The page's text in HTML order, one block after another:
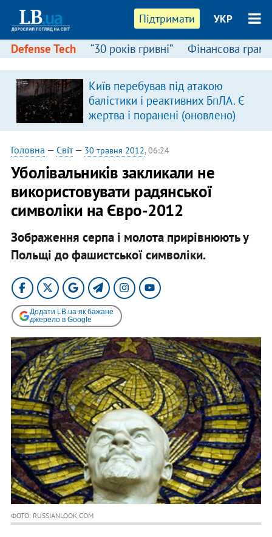
Підтримати УКР
Defense Tech “30 років гривні” Фінансова
Київ перебував під атакою
балістики і реактивних БпЛА. Є
жертва і поранені (оновлено)
Головна — Світ— 30 травня 2012, 06:24
Уболівальників закликали не
використовувати радянської
символіки на Євро-2012
Зображення серпа і молота прирівнюють у
Польщі до фашистської символіки.
Додати LB.ua як бажане
джерело в Google
ФОТО: RUSSIANLOOK.COM